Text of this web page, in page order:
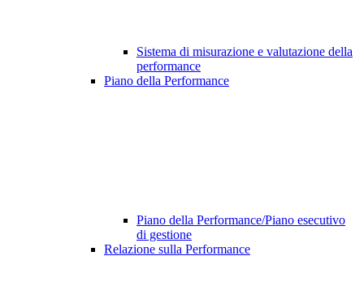
Sistema di misurazione e valutazione della
performance
Piano della Performance
Piano della Performance/Piano esecutivo
di gestione
Relazione sulla Performance